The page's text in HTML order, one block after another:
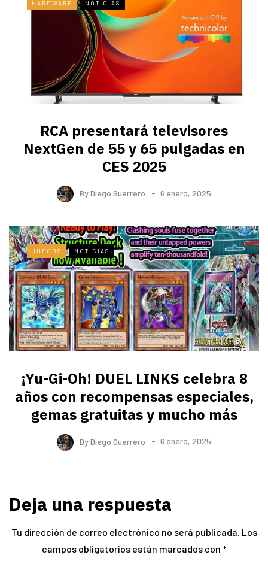
HARDWARE NOTICIAS
RCA presentará televisores
NextGen de 55 y 65 pulgadas en
CES 2025
ByDiego Guerrero 6 enero, 2025
JUEGOS NOTICIAS
¡Yu-Gi-Oh! DUEL LINKS celebra 8
años con recompensas especiales,
gemas gratuitas y mucho más
ByDiego Guerrero 6 enero, 2025
Deja una respuesta
Tu dirección de correo electrónico no será publicada. Los
campos obligatorios están marcados con *